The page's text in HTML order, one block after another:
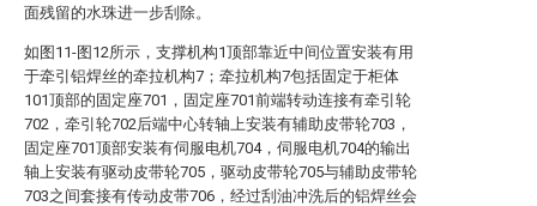
面残留的水珠进一步刮除。
如图11-图12所示，支撑机构1顶部靠近中间位置安装有用
于牵引铝焊丝的牵拉机构7；牵拉机构7包括固定于柜体
101顶部的固定座701，固定座701前端转动连接有牵引轮
702，牵引轮702后端中心转轴上安装有辅助皮带轮703，
固定座701顶部安装有伺服电机704，伺服电机704的输出
轴上安装有驱动皮带轮705，驱动皮带轮705与辅助皮带轮
703之间套接有传动皮带706，经过刮油冲洗后的铝焊丝会